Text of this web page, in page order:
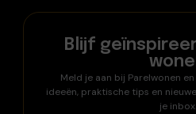
Blijf
Meld je aan bij Parelwonen
ideeën, praktische tips en
je inbox.